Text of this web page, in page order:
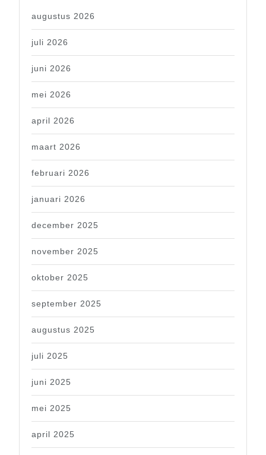
augustus 2026
juli 2026
juni 2026
mei 2026
april 2026
maart 2026
februari 2026
januari 2026
december 2025
november 2025
oktober 2025
september 2025
augustus 2025
juli 2025
juni 2025
mei 2025
april 2025